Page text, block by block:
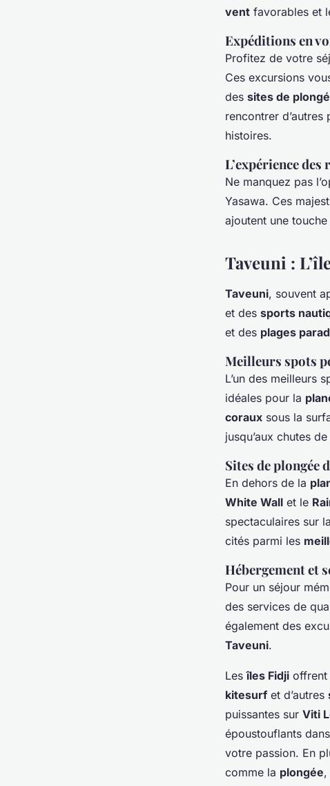
vent favorables et
Expéditions en
Profitez de votre
Ces excursions
des sites de
rencontrer d’autres
histoires.
L’expérience des
Ne manquez pas
Yasawa. Ces
ajoutent une
Taveuni :
Taveuni, souvent
et des sports
et des plages
Meilleurs spots
L’un des meilleurs
idéales pour la
coraux sous la
jusqu’aux chutes
Sites de plongée
En dehors de la
White Wall et le
spectaculaires sur
cités parmi les
Hébergement et
Pour un séjour
des services de
également des
Taveuni.
Lesîles Fidji offrent
kitesurf et d’autres
puissantes sur Viti
époustouflants
votre passion. En
comme la plongée,